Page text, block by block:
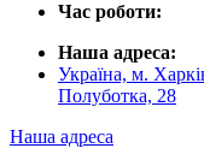
Час роботи:
Наша адреса:
Україна, м.
Полуботка, 28
Наша адреса